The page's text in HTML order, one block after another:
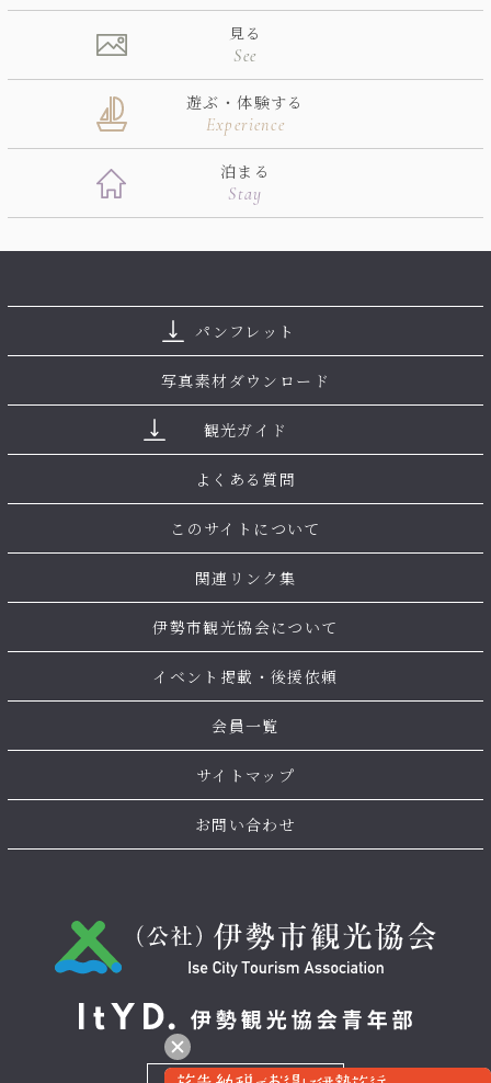
見る
See
遊ぶ・体験する
Experience
泊まる
Stay
パンフレット
写真素材ダウンロード
観光ガイド
よくある質問
このサイトについて
関連リンク集
伊勢市観光協会について
イベント掲載・後援依頼
会員一覧
サイトマップ
お問い合わせ